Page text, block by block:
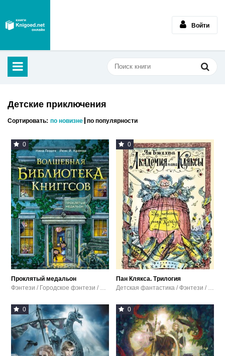
Войти
Детские приключения
Сортировать: по новизне по популярности
0
Проклятый медальон
Фэнтези / Городское фэнтези / Детские приключения / Прочая детская литература
0
Пан Клякса. Трилогия
Детская фантастика / Фэнтези / Детские приключения / Сказки
0 0